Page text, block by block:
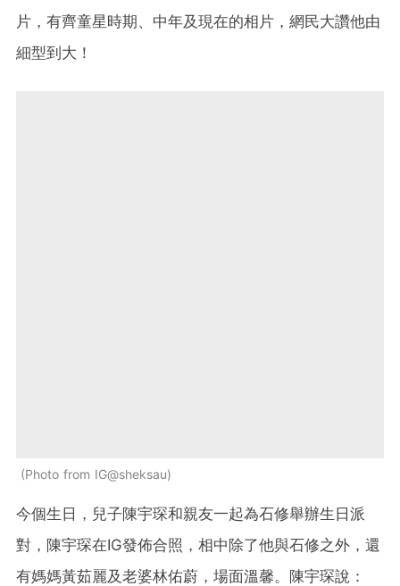
片，有齊童星時期、中年及現在的相片，網民大讚他由
細型到大！
Photo from IG@sheksau
今個生日，兒子陳宇琛和親友一起為石修舉辦生日派
對，陳宇琛在IG發佈合照，相中除了他與石修之外，還
有媽媽黃茹麗及老婆林佑蔚，場面溫馨。陳宇琛說：